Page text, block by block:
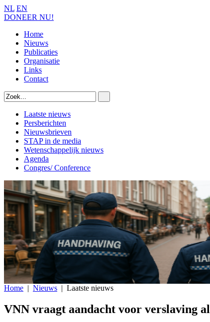
NL EN
DONEER NU!
Home
Nieuws
Publicaties
Organisatie
Links
Contact
Laatste nieuws
Persberichten
Nieuwsbrieven
STAP in de media
Wetenschappelijk nieuws
Agenda
Congres/ Conference
Home | Nieuws | Laatste nieuws
VNN vraagt aandacht voor verslaving